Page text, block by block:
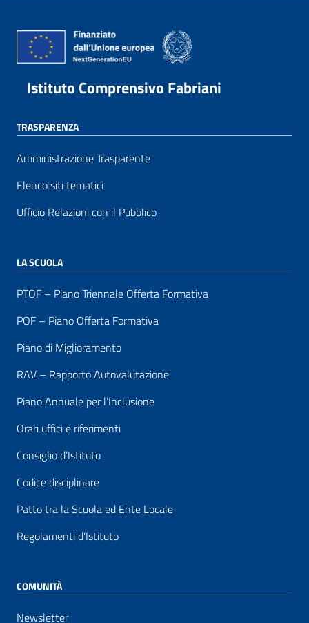
Istituto Comprensivo Fabriani
TRASPARENZA
Amministrazione Trasparente
Elenco siti tematici
Ufficio Relazioni con il Pubblico
LA SCUOLA
PTOF – Piano Triennale Offerta Formativa
POF – Piano Offerta Formativa
Piano di Miglioramento
RAV – Rapporto Autovalutazione
Piano Annuale per l’Inclusione
Orari uffici e riferimenti
Consiglio d’Istituto
Codice disciplinare
Patto tra la Scuola ed Ente Locale
Regolamenti d’Istituto
COMUNITÀ
Newsletter